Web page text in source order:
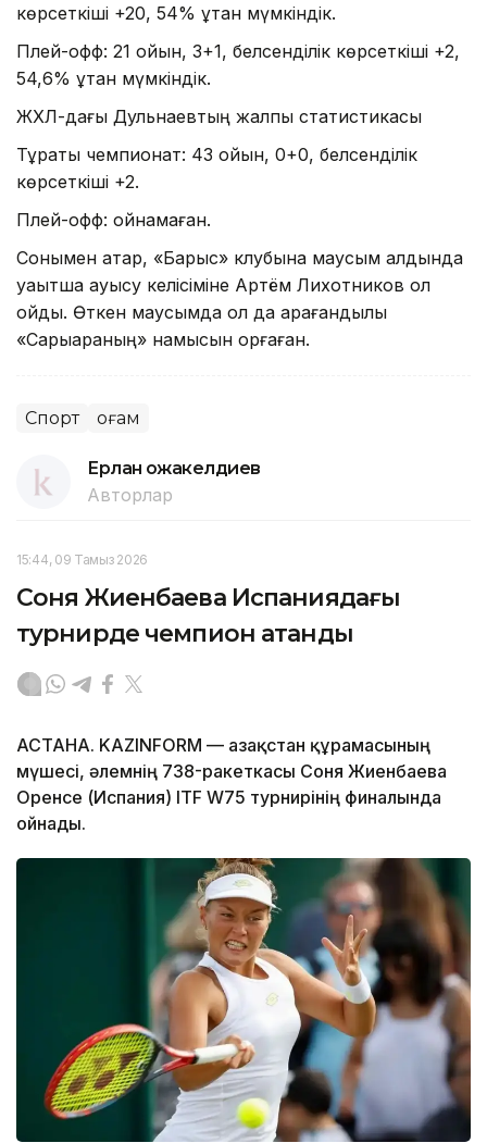
көрсеткіші +20, 54% ұтқан мүмкіндік.
Плей-офф: 21 ойын, 3+1, белсенділік көрсеткіші +2,
54,6% ұтқан мүмкіндік.
ЖХЛ-дағы Дульнаевтың жалпы статистикасы
Тұрақты чемпионат: 43 ойын, 0+0, белсенділік
көрсеткіші +2.
Плей-офф: ойнамаған.
Сонымен қатар, «Барыс» клубына маусым алдында
уақытша ауысу келісіміне Артём Лихотников қол
қойды. Өткен маусымда ол да қарағандылық
«Сарыарқаның» намысын қорғаған.
Спорт Қоғам
Ерлан Қожакелдиев
Авторлар
15:44, 09 Тамыз 2026
Соня Жиенбаева Испаниядағы
турнирде чемпион атанды
АСТАНА. KAZINFORM — Қазақстан құрамасының
мүшесі, әлемнің 738-ракеткасы Соня Жиенбаева
Оренсе (Испания) ITF W75 турнирінің финалында
ойнады.